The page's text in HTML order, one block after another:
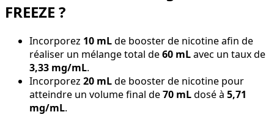
FREEZE ?
Incorporez 10 mLde booster de nicotine afin de
réaliser un mélange total de60 mLavec un taux de
3,33 mg/mL.
Incorporez 20 mLde booster de nicotine pour
atteindre un volume final de70 mLdosé à 5,71
mg/mL.